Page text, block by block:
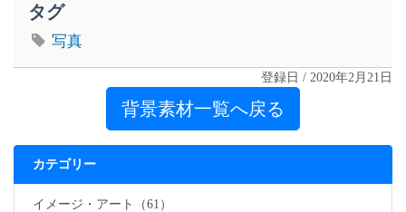
タグ
写真
登録日 / 2020年2月21日
背景素材一覧へ戻る
カテゴリー
イメージ・アート（61）